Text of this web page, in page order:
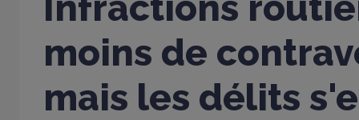
moins de
mais les délits